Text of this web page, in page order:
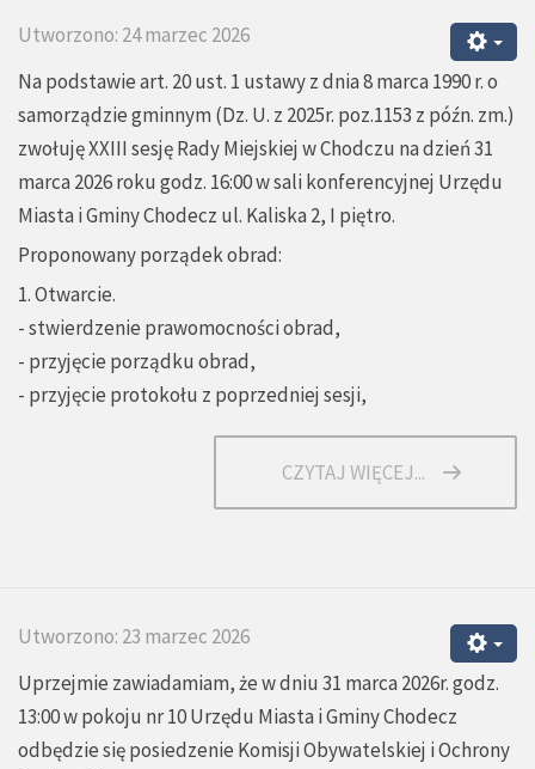
Utworzono: 24 marzec 2026
Na podstawie art. 20 ust. 1 ustawy z dnia 8 marca 1990 r. o
samorządzie gminnym (Dz. U. z 2025r. poz.1153 z późn. zm.)
zwołuję XXIII sesję Rady Miejskiej w Chodczu na dzień 31
marca 2026 roku godz. 16:00 w sali konferencyjnej Urzędu
Miasta i Gminy Chodecz ul. Kaliska 2, I piętro.
Proponowany porządek obrad:
1. Otwarcie.
- stwierdzenie prawomocności obrad,
- przyjęcie porządku obrad,
- przyjęcie protokołu z poprzedniej sesji,
CZYTAJ WIĘCEJ...
Utworzono: 23 marzec 2026
Uprzejmie zawiadamiam, że w dniu 31 marca 2026r. godz.
13:00 w pokoju nr 10 Urzędu Miasta i Gminy Chodecz
odbędzie się posiedzenie Komisji Obywatelskiej i Ochrony